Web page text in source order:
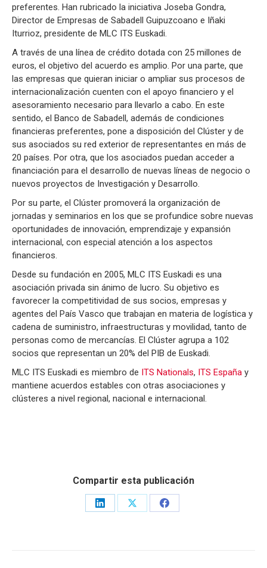
preferentes. Han rubricado la iniciativa Joseba Gondra,
Director de Empresas de Sabadell Guipuzcoano e Iñaki
Iturrioz, presidente de MLC ITS Euskadi.
A través de una línea de crédito dotada con 25 millones de
euros, el objetivo del acuerdo es amplio. Por una parte, que
las empresas que quieran iniciar o ampliar sus procesos de
internacionalización cuenten con el apoyo financiero y el
asesoramiento necesario para llevarlo a cabo. En este
sentido, el Banco de Sabadell, además de condiciones
financieras preferentes, pone a disposición del Clúster y de
sus asociados su red exterior de representantes en más de
20 países. Por otra, que los asociados puedan acceder a
financiación para el desarrollo de nuevas líneas de negocio o
nuevos proyectos de Investigación y Desarrollo.
Por su parte, el Clúster promoverá la organización de
jornadas y seminarios en los que se profundice sobre nuevas
oportunidades de innovación, emprendizaje y expansión
internacional, con especial atención a los aspectos
financieros.
Desde su fundación en 2005, MLC ITS Euskadi es una
asociación privada sin ánimo de lucro. Su objetivo es
favorecer la competitividad de sus socios, empresas y
agentes del País Vasco que trabajan en materia de logística y
cadena de suministro, infraestructuras y movilidad, tanto de
personas como de mercancías. El Clúster agrupa a 102
socios que representan un 20% del PIB de Euskadi.
MLC ITS Euskadi es miembro de ITS Nationals, ITS España y
mantiene acuerdos estables con otras asociaciones y
clústeres a nivel regional, nacional e internacional.
Compartir esta publicación
Share
Share
Share